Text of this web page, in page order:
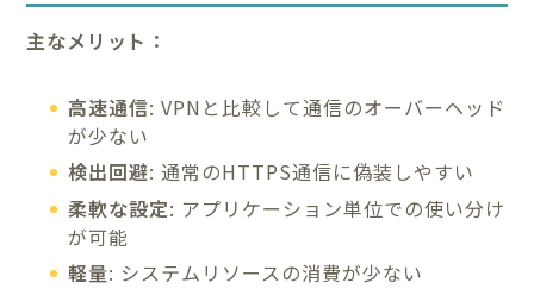
主なメリット：
高速通信: VPNと比較して通信のオーバーヘッド
が少ない
検出回避: 通常のHTTPS通信に偽装しやすい
柔軟な設定: アプリケーション単位での使い分け
が可能
軽量: システムリソースの消費が少ない